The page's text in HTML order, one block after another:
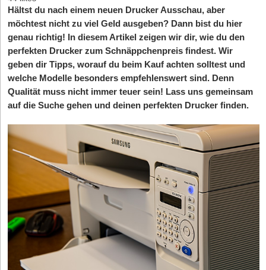
Hältst du nach einem neuen Drucker Ausschau, aber
möchtest nicht zu viel Geld ausgeben? Dann bist du hier
genau richtig! In diesem Artikel zeigen wir dir, wie du den
perfekten Drucker zum Schnäppchenpreis findest. Wir
geben dir Tipps, worauf du beim Kauf achten solltest und
welche Modelle besonders empfehlenswert sind. Denn
Qualität muss nicht immer teuer sein! Lass uns gemeinsam
auf die Suche gehen und deinen perfekten Drucker finden.